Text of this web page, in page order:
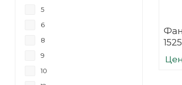
5
6
8
9
10